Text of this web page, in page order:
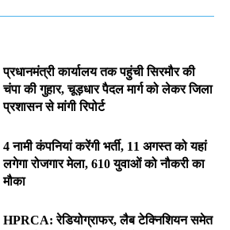
प्रधानमंत्री कार्यालय तक पहुंची सिरमौर की
चंपा की गुहार, चूड़धार पैदल मार्ग को लेकर जिला
प्रशासन से मांगी रिपोर्ट
4 नामी कंपनियां करेंगी भर्ती, 11 अगस्त को यहां
लगेगा रोजगार मेला, 610 युवाओं को नौकरी का
मौका
HPRCA: रेडियोग्राफर, लैब टेक्निशियन समेत